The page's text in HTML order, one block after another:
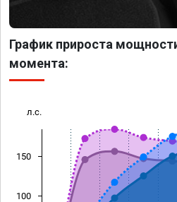
График прироста
момента:
л.с.
100
150